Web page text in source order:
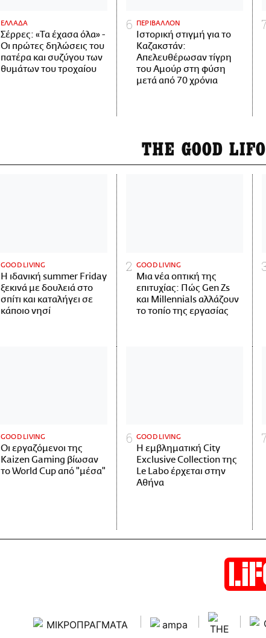
ΕΛΛΑΔΑ
Σέρρες: «Τα έχασα όλα» -
Οι πρώτες δηλώσεις του
πατέρα και συζύγου των
θυμάτων του τροχαίου
ΠΕΡΙΒΑΛΛΟΝ
Ιστορική στιγμή για το
Καζακστάν:
Απελευθέρωσαν τίγρη
του Αμούρ στη φύση
μετά από 70 χρόνια
THE GOOD LIFO
GOOD LIVING
Η ιδανική summer Friday
ξεκινά με δουλειά στο
σπίτι και καταλήγει σε
κάποιο νησί
GOOD LIVING
Μια νέα οπτική της
επιτυχίας: Πώς Gen Zs
και Millennials αλλάζουν
το τοπίο της εργασίας
GOOD LIVING
Οι εργαζόμενοι της
Kaizen Gaming βίωσαν
το World Cup από "μέσα"
GOOD LIVING
Η εμβληματική City
Exclusive Collection της
Le Labo έρχεται στην
Αθήνα